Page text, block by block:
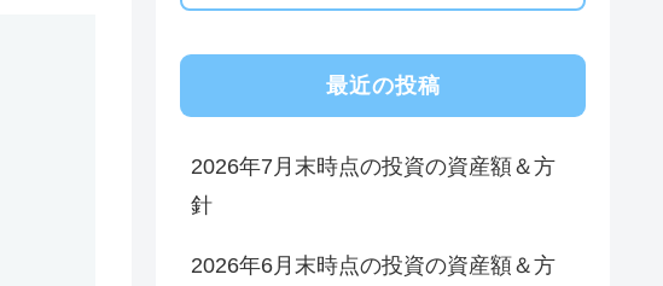
最近の投稿
2026年7月末時点の投資の資産額＆方
針
2026年6月末時点の投資の資産額＆方